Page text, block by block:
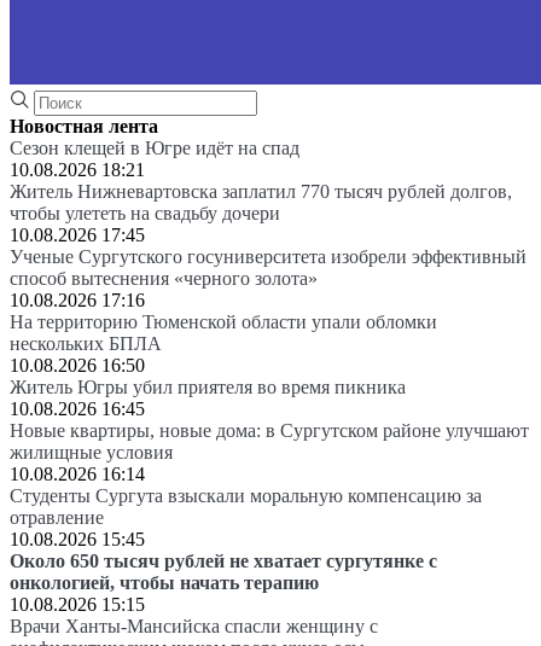
Новостная лента
Сезон клещей в Югре идёт на спад
10.08.2026 18:21
Житель Нижневартовска заплатил 770 тысяч рублей долгов,
чтобы улететь на свадьбу дочери
10.08.2026 17:45
Ученые Сургутского госуниверситета изобрели эффективный
способ вытеснения «черного золота»
10.08.2026 17:16
На территорию Тюменской области упали обломки
нескольких БПЛА
10.08.2026 16:50
Житель Югры убил приятеля во время пикника
10.08.2026 16:45
Новые квартиры, новые дома: в Сургутском районе улучшают
жилищные условия
10.08.2026 16:14
Студенты Сургута взыскали моральную компенсацию за
отравление
10.08.2026 15:45
Около 650 тысяч рублей не хватает сургутянке с
онкологией, чтобы начать терапию
10.08.2026 15:15
Врачи Ханты-Мансийска спасли женщину с